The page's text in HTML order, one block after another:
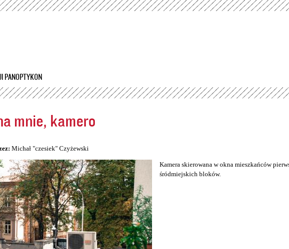
Przejdź
PANOPTYKON
mnie, kamero
Michał "czesiek" Czyżewski
Kamera skierowana w okna mieszkańców
śródmiejskich bloków.